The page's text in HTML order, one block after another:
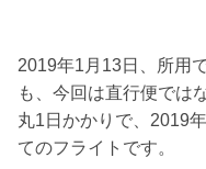
2019年1月13日、所用
も、今回は直行便では
丸1日かかりで、2019
てのフライトです。